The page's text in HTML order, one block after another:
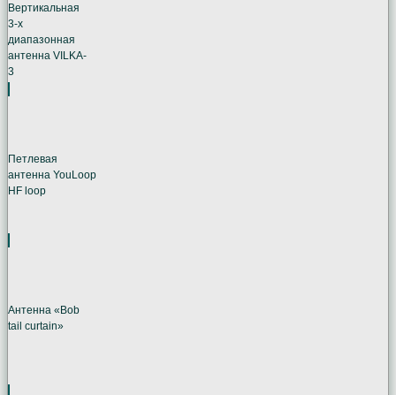
Вертикальная
3-х
диапазонная
антенна VILKA-
3
Петлевая
антенна YouLoop
HF loop
Антенна «Bob
tail curtain»